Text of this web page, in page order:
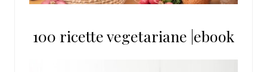
100 ricette vegetariane |ebook